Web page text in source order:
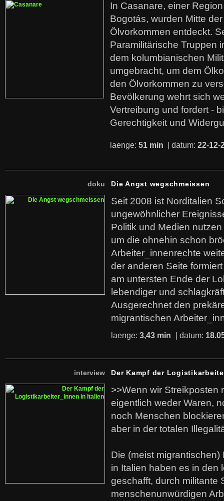
In Casanare, einer
Bogotás, wurden Mitte
Ölvorkommen entdeckt.
Paramilitärische Truppen
dem kolumbianischen
umgebracht, um dem
den Ölvorkommen zu
Bevölkerung wehrt sich
Vertreibung und fordert -
Gerechtigkeit und
laenge: 51 min | datum: 22-12-
doku Die Angst wegschmeissen
Seit 2008 ist Norditalien
ungewöhnlicher
Politik und Medien
um die ohnehin schon
Arbeiter_innenrechte
der anderen Seite
am untersten Ende der
lebendiger und
Ausgerechnet den
migrantischen
laenge: 3,43 min | datum:
interview Der Kampf der
>>Wenn wir Streikposten
eigentlich weder Waren,
noch Menschen
aber in der totalen
Die (meist
in Italien haben es in den
geschafft, durch militante
menschenunwürdigen